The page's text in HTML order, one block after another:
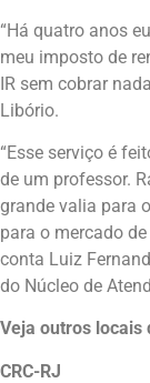
“Há quatro anos
meu imposto de
IR sem cobrar
Libório.
“Esse serviço é
de um professor.
grande valia para
para o mercado
conta Luiz
do Núcleo de
Veja outros locais
CRC-RJ